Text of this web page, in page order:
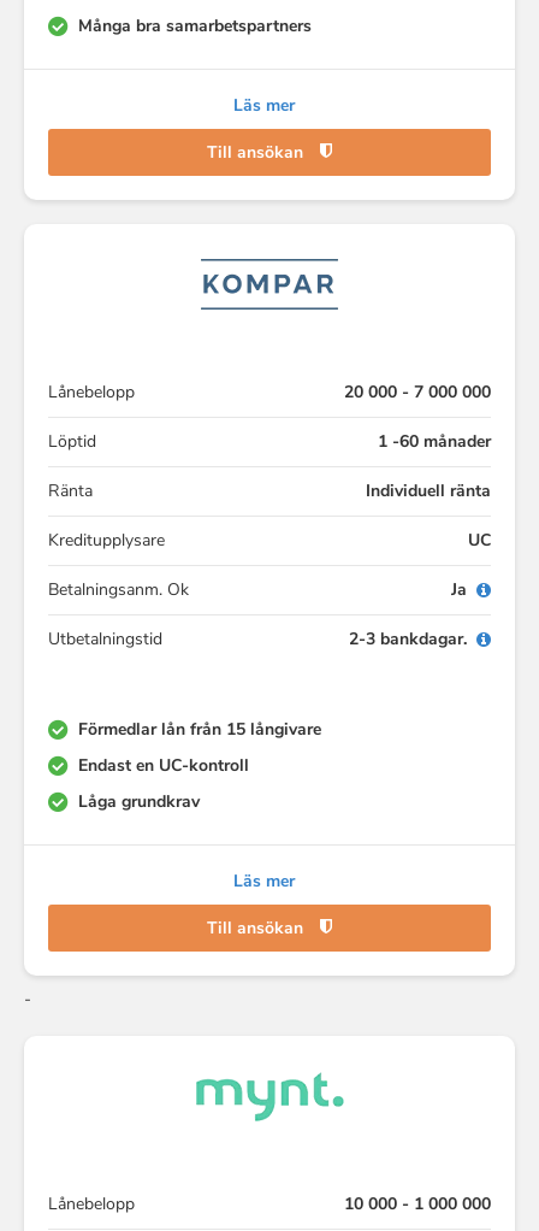
Många bra samarbetspartners
Läs mer
Till ansökan
Lånebelopp 20 000 - 7 000 000
Löptid 1 -60 månader
Ränta Individuell ränta
Kreditupplysare UC
Betalningsanm. Ok Ja
Utbetalningstid 2-3 bankdagar.
Förmedlar lån från 15 långivare
Endast en UC-kontroll
Låga grundkrav
Läs mer
Till ansökan
-
Lånebelopp 10 000 - 1 000 000